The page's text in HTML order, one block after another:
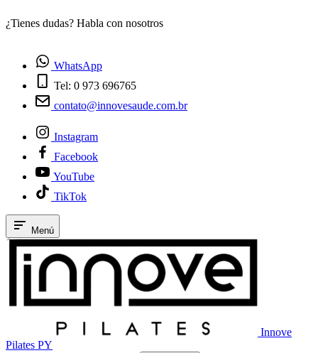
¿Tienes dudas? Habla con nosotros
WhatsApp
Tel: 0 973 696765
contato@innovesaude.com.br
Instagram
Facebook
YouTube
TikTok
Menú
Innove
Pilates PY